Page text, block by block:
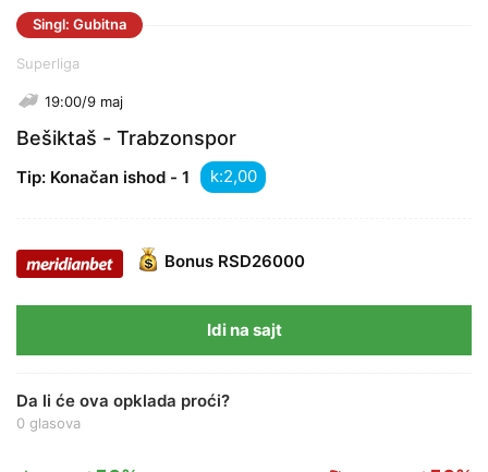
Singl: Gubitna
Superliga
19:00/9 maj
Bešiktaš - Trabzonspor
Tip: Konačan ishod - 1 k:
Bonus RSD26000
Idi na sajt
Da li će ova opklada proći?
0 glasova